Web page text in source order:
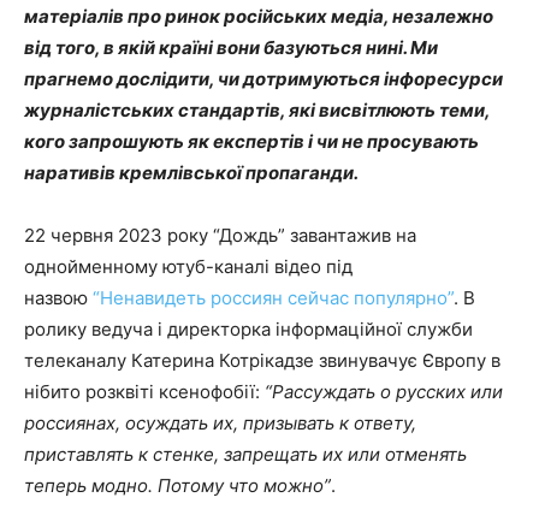
матеріалів про ринок російських медіа, незалежно
від того, в якій країні вони базуються нині. Ми
прагнемо дослідити, чи дотримуються інфоресурси
журналістських стандартів, які висвітлюють теми,
кого запрошують як експертів і чи не просувають
наративів кремлівської пропаганди.
22 червня 2023 року “Дождь” завантажив на
однойменному ютуб-каналі відео під
назвою “Ненавидеть россиян сейчас популярно”. В
ролику ведуча і директорка інформаційної служби
телеканалу Катерина Котрікадзе звинувачує Європу в
нібито розквіті ксенофобії: “Рассуждать о русских или
россиянах, осуждать их, призывать к ответу,
приставлять к стенке, запрещать их или отменять
теперь модно. Потому что можно”.